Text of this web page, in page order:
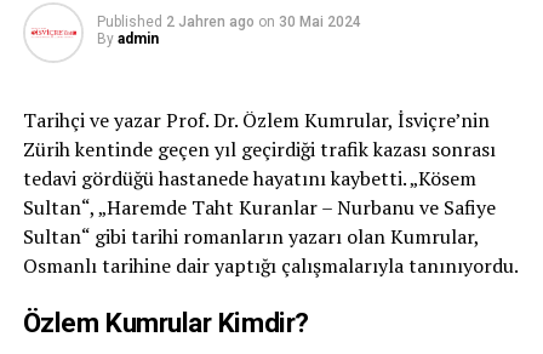
Published 2 Jahren ago on 30 Mai 2024
By admin
Tarihçi ve yazar Prof. Dr. Özlem Kumrular, İsviçre’nin
Zürih kentinde geçen yıl geçirdiği trafik kazası sonrası
tedavi gördüğü hastanede hayatını kaybetti. „Kösem
Sultan“, „Haremde Taht Kuranlar – Nurbanu ve Safiye
Sultan“ gibi tarihi romanların yazarı olan Kumrular,
Osmanlı tarihine dair yaptığı çalışmalarıyla tanınıyordu.
Özlem Kumrular Kimdir?